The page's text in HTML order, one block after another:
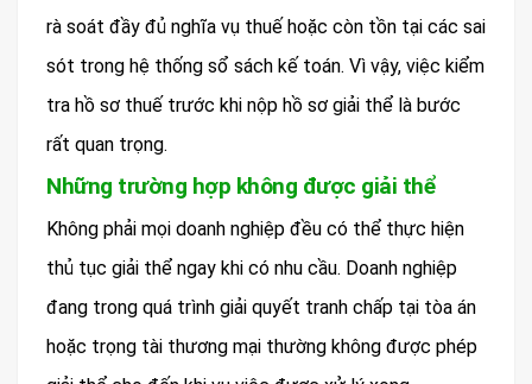
rà soát đầy đủ nghĩa vụ thuế hoặc còn tồn tại các sai
sót trong hệ thống sổ sách kế toán. Vì vậy, việc kiểm
tra hồ sơ thuế trước khi nộp hồ sơ giải thể là bước
rất quan trọng.
Những trường hợp không được giải thể
Không phải mọi doanh nghiệp đều có thể thực hiện
thủ tục giải thể ngay khi có nhu cầu. Doanh nghiệp
đang trong quá trình giải quyết tranh chấp tại tòa án
hoặc trọng tài thương mại thường không được phép